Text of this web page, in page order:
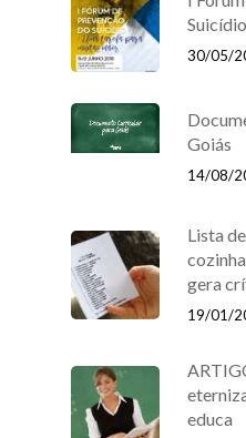
Suicídio
30/05/
Goiás
14/08/
Lista
gera
19/01/
educa